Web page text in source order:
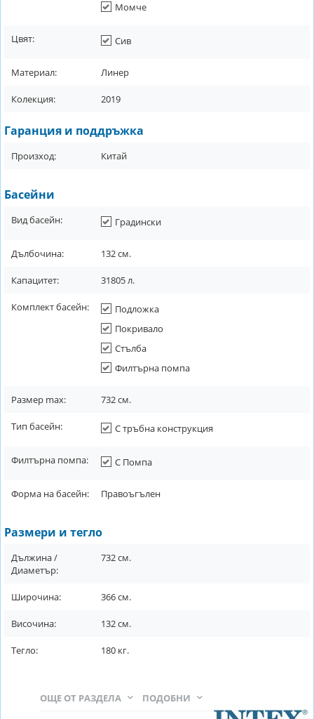
Момче
Цвят: Сив
Материал: Линер
Колекция: 2019
Гаранция и поддръжка
Произход: Китай
Басейни
Вид басейн: Градински
Дълбочина: 132см.
Капацитет: 31805л.
Комплект басейн:
Подложка
Покривало
Стълба
Филтърна помпа
Размер max: 732см.
Тип басейн: С тръбна конструкция
Филтърна помпа: С Помпа
Форма на басейн: Правоъгълен
Размери и тегло
Дължина /
Диаметър:
732см.
Широчина: 366см.
Височина: 132см.
Тегло: 180 кг.
ПОДОБНИ
ОЩЕ ОТ РАЗДЕЛА